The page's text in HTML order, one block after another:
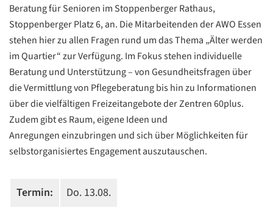
Beratung für Senioren im Stoppenberger Rathaus,
Stoppenberger Platz 6, an. Die Mitarbeitenden der AWO Essen
stehen hier zu allen Fragen rund um das Thema „Älter werden
im Quartier“ zur Verfügung. Im Fokus stehen individuelle
Beratung und Unterstützung – von Gesundheitsfragen über
die Vermittlung von Pflegeberatung bis hin zu Informationen
über die vielfältigen Freizeitangebote der Zentren 60plus.
Zudem gibt es Raum, eigene Ideen und
Anregungen einzubringen und sich über Möglichkeiten für
selbstorganisiertes Engagement auszutauschen.
Termin: Do. 13.08.